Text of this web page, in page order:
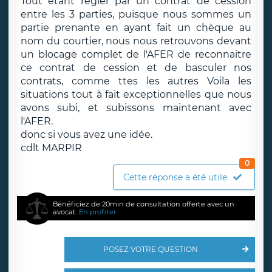
entre les 3 parties, puisque nous sommes un
partie prenante en ayant fait un chèque au
nom du courtier, nous nous retrouvons devant
un blocage complet de l'AFER de reconnaitre
ce contrat de cession et de basculer nos
contrats, comme ttes les autresVoila les
situations tout à fait exceptionnelles que nous
avons subi, et subissons maintenant avec
l'AFER.
donc si vous avez une idée.
cdlt MARPIR
Cette réponse a été utile
0
Bénéficiez de 20min de consultation offerte avec un
avocat. En profiter
POSEZ VOTRE QUESTION